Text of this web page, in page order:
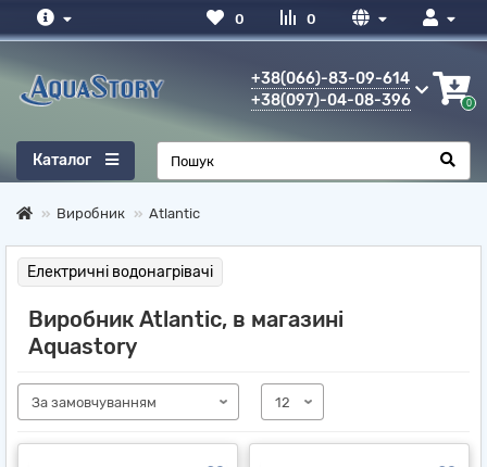
0
0
+38(066)-83-09-614
+38(097)-04-08-396
0
Каталог
Виробник Atlantic
Електричні водонагрівачі
Виробник Atlantic, в магазині
Aquastory